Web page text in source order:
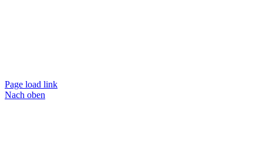
Page load link
Nach oben